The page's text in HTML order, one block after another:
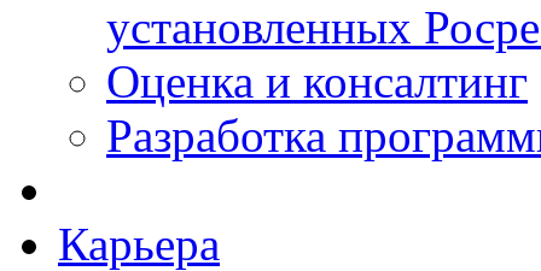
установленных
Оценка и консалтинг
Разработка
Карьера